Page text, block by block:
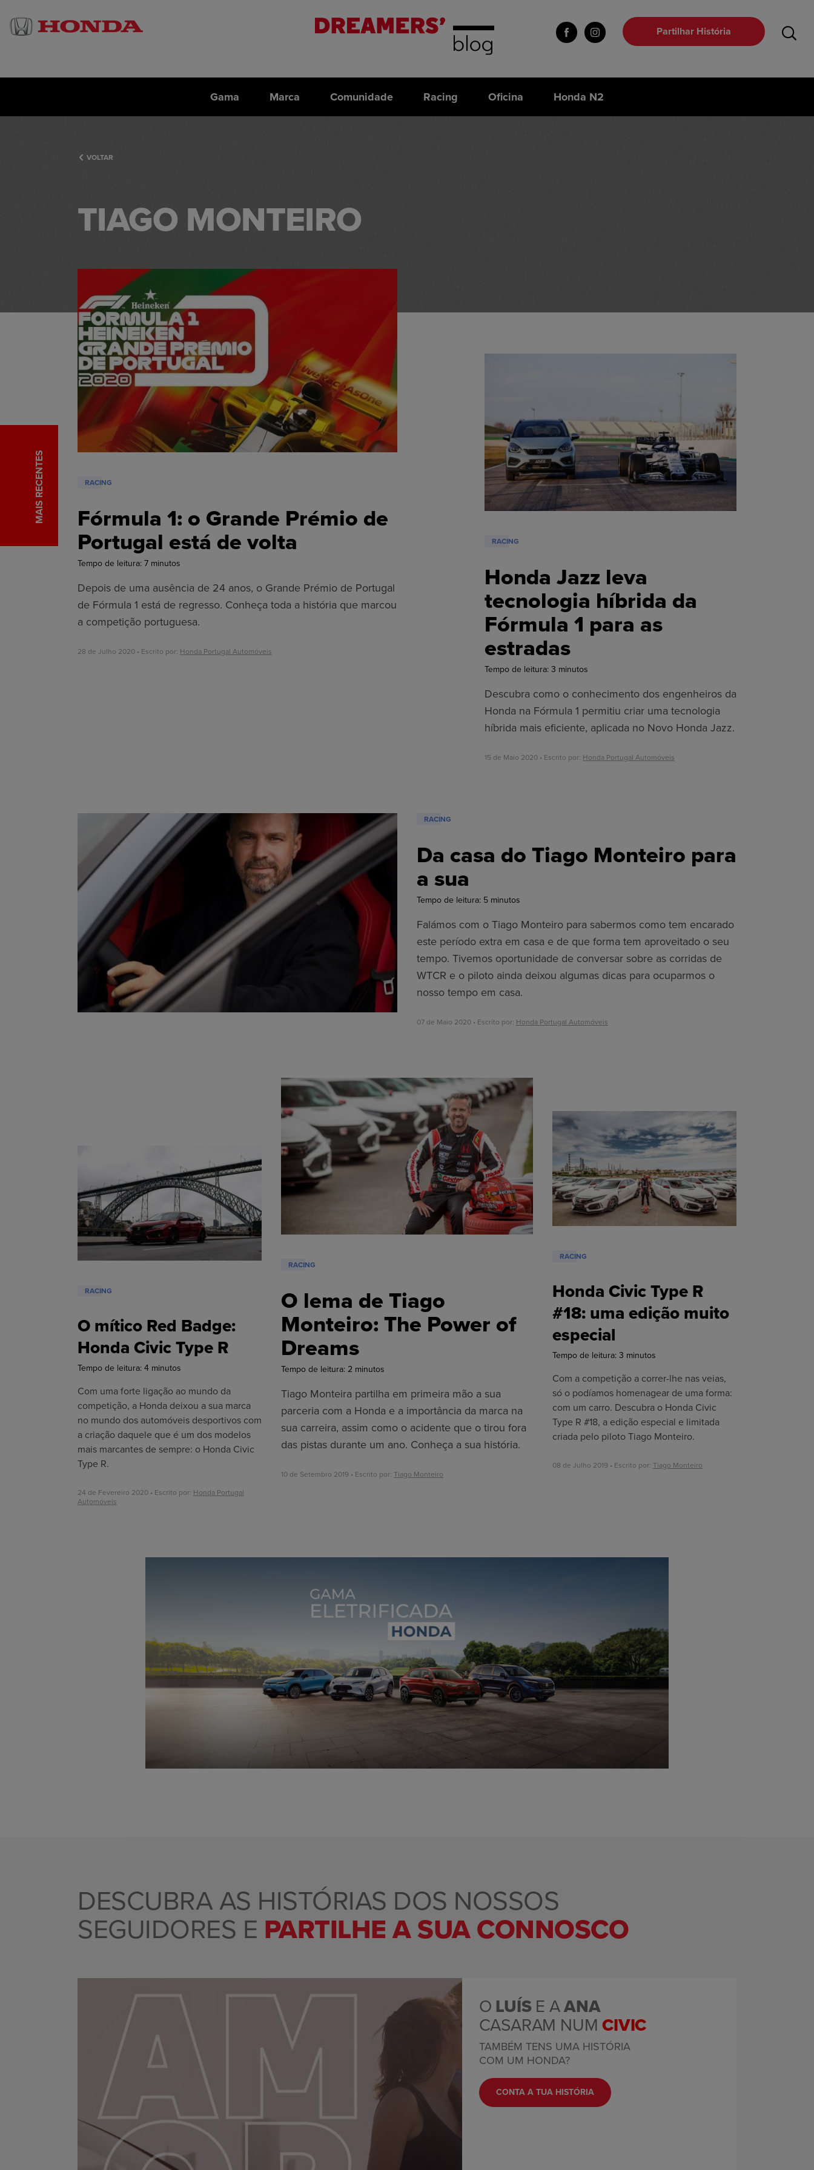
Partilhar História
Gama Marca Comunidade Racing Oficina Honda N2
VOLTAR
TIAGO MONTEIRO
MAIS RECENTES RACING
Fórmula 1: o Grande Prémio de
Portugal está de volta
Tempo de leitura: 7 minutos
Depois de uma ausência de 24 anos, o Grande Prémio de Portugal
de Fórmula 1 está de regresso. Conheça toda a história que marcou
a competição portuguesa.
28 de Julho 2020 • Escrito por: Honda Portugal Automóveis
RACING
Honda Jazz leva
tecnologia híbrida da
Fórmula 1 para as
estradas
Tempo de leitura: 3 minutos
Descubra como o conhecimento dos engenheiros da
Honda na Fórmula 1 permitiu criar uma tecnologia
híbrida mais eficiente, aplicada no Novo Honda Jazz.
15 de Maio 2020 • Escrito por: Honda Portugal Automóveis
RACING
Da casa do Tiago Monteiro para
a sua
Tempo de leitura: 5 minutos
Falámos com o Tiago Monteiro para sabermos como tem encarado
este período extra em casa e de que forma tem aproveitado o seu
tempo. Tivemos oportunidade de conversar sobre as corridas de
WTCR e o piloto ainda deixou algumas dicas para ocuparmos o
nosso tempo em casa.
07 de Maio 2020 • Escrito por: Honda Portugal Automóveis
RACING
O mítico Red Badge:
Honda Civic Type R
Tempo de leitura: 4 minutos
Com uma forte ligação ao mundo da
competição, a Honda deixou a sua marca
no mundo dos automóveis desportivos com
a criação daquele que é um dos modelos
mais marcantes de sempre: o Honda Civic
Type R.
24 de Fevereiro 2020 • Escrito por: Honda Portugal
Automóveis
RACING
O lema de Tiago
Monteiro: The Power of
Dreams
Tempo de leitura: 2 minutos
Tiago Monteira partilha em primeira mão a sua
parceria com a Honda e a importância da marca na
sua carreira, assim como o acidente que o tirou fora
das pistas durante um ano. Conheça a sua história.
10 de Setembro 2019 • Escrito por: Tiago Monteiro
RACING
Honda Civic Type R
#18: uma edição muito
especial
Tempo de leitura: 3 minutos
Com a competição a correr-lhe nas veias,
só o podíamos homenagear de uma forma:
com um carro. Descubra o Honda Civic
Type R #18, a edição especial e limitada
criada pelo piloto Tiago Monteiro.
08 de Julho 2019 • Escrito por: Tiago Monteiro
DESCUBRA AS HISTÓRIAS DOS NOSSOS
SEGUIDORES E PARTILHE A SUA CONNOSCO
O LUÍSE AANA
CASARAM NUMCIVIC
TAMBÉM TENS UMA HISTÓRIA
COM UM HONDA?
CONTA A TUA HISTÓRIA